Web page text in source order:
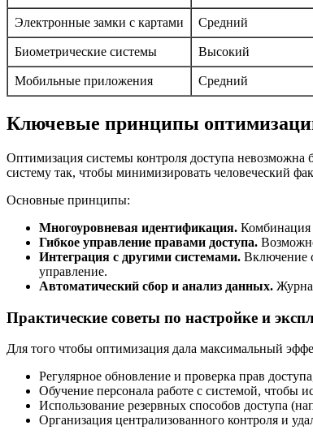
Электронные замки с картами Средний
Биометрические системы Высокий
Мобильные приложения Средний
Ключевые принципы
Оптимизация системы контроля доступа невозможна
систему так, чтобы минимизировать человеческий
Основные принципы:
Многоуровневая идентификация. Комбинация
Гибкое управление правами доступа.
Интеграция с другими системами. Включение
управление.
Автоматический сбор и анализ данных.
Практические советы по настройке и
Для того чтобы оптимизация дала максимальный
Регулярное обновление и проверка прав
Обучение персонала работе с системой, чтобы
Использование резервных способов доступа
Организация централизованного контроля и